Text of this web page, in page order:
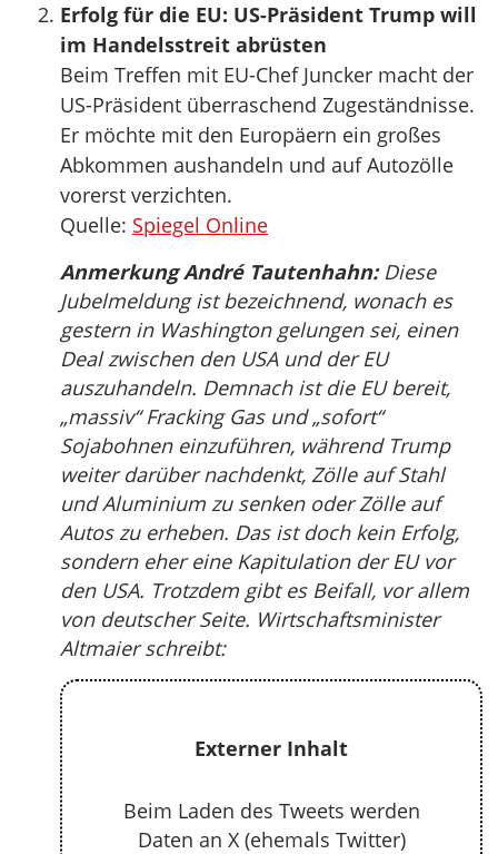
Erfolg für die EU: US-Präsident Trump will
im Handelsstreit abrüsten
Beim Treffen mit EU-Chef Juncker macht der
US-Präsident überraschend Zugeständnisse.
Er möchte mit den Europäern ein großes
Abkommen aushandeln und auf Autozölle
vorerst verzichten.
Quelle: Spiegel Online
Anmerkung André Tautenhahn:Diese
Jubelmeldung ist bezeichnend, wonach es
gestern in Washington gelungen sei, einen
Deal zwischen den USA und der EU
auszuhandeln. Demnach ist die EU bereit,
„massiv“ Fracking Gas und „sofort“
Sojabohnen einzuführen, während Trump
weiter darüber nachdenkt, Zölle auf Stahl
und Aluminium zu senken oder Zölle auf
Autos zu erheben. Das ist doch kein Erfolg,
sondern eher eine Kapitulation der EU vor
den USA. Trotzdem gibt es Beifall, vor allem
von deutscher Seite. Wirtschaftsminister
Altmaier schreibt:
Externer Inhalt
Beim Laden des Tweets werden
Daten an X (ehemals Twitter)